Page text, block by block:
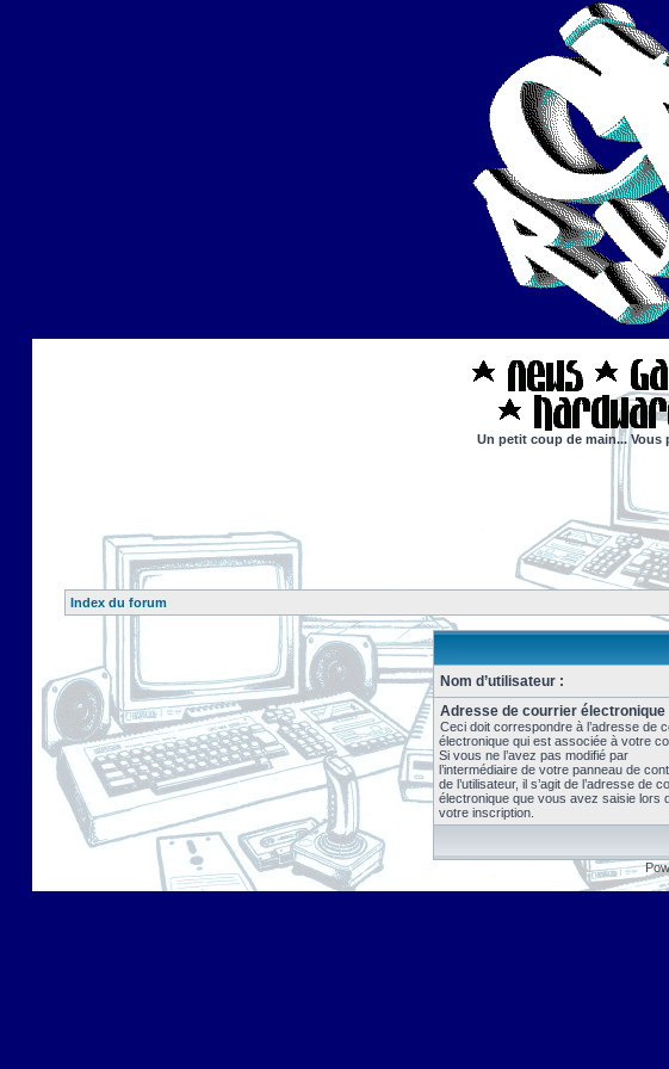
Un petit coup de main... Vous
Index du forum
Nom d’utilisateur :
Adresse de courrier électronique
Ceci doit correspondre à l’adresse de
électronique qui est associée à votre
Si vous ne l’avez pas modifié par
l’intermédiaire de votre panneau de
de l’utilisateur, il s’agit de l’adresse de
électronique que vous avez saisie lors
votre inscription.